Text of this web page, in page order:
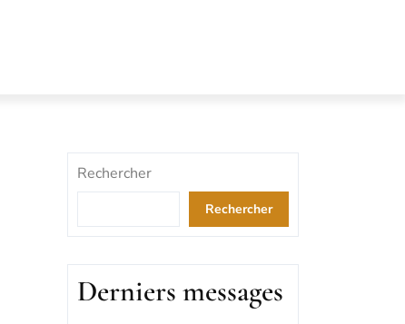
Rechercher
Rechercher
Derniers messages